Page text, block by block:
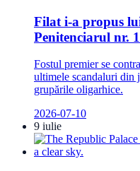
Filat i-a propus
Penitenciarul nr.
Fostul premier se
ultimele scandaluri din
grupările oligarhice.
2026-07-10
9 iulie